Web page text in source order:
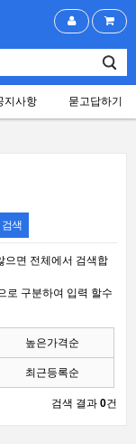
지사항 묻고답하기
으면 전체에서 검색합
로 구분하여 입력 할수
높은가격순
최근등록순
검색 결과 0건